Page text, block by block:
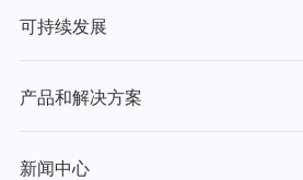
可持续发展
产品和解决方案
新闻中心